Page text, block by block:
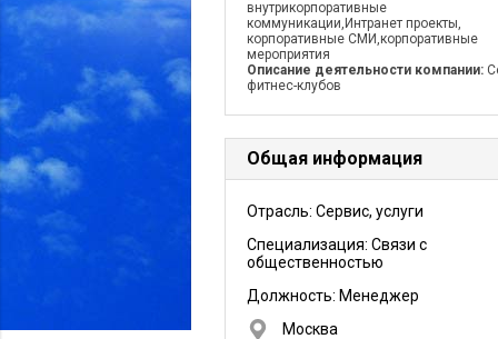
внутрикорпоративные
коммуникации,Интранет проекты,
корпоративные СМИ,корпоративные
мероприятия
Описание деятельности компании:
фитнес-клубов
Общая информация
Отрасль: Сервис, услуги
Специализация: Связи с
общественностью
Должность: Менеджер
Москва